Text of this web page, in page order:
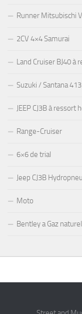
Runner Mitsubischi
2CV 4×4 Samurai
Land Cruiser BJ40 à
Suzuki / Santana
JEEP CJ3B à ressort
Range-Cruiser
6×6 de trial
Jeep CJ3B
Moto
Bentley a Gaz naturel